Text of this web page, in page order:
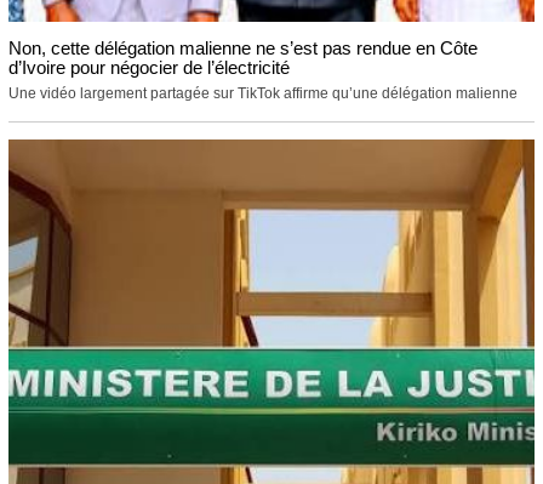
Non, cette délégation malienne ne s’est pas rendue en Côte
d’Ivoire pour négocier de l’électricité
Une vidéo largement partagée sur TikTok affirme qu’une délégation malienne